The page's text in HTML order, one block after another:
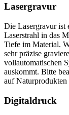
Lasergravur
Die Lasergravur ist
Laserstrahl in das
Tiefe im Material.
sehr präzise
vollautomatischen
auskommt. Bitte
auf
Digitaldruck